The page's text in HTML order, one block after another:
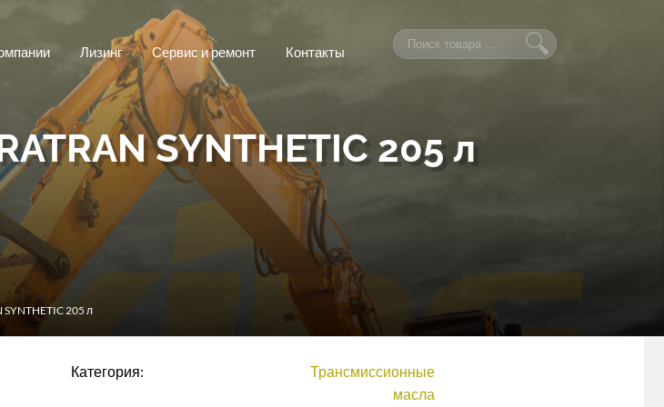
Лизинг Сервис и ремонт Контакты
SYNTHETIC 205 л
SYNTHETIC 205 л
Категория:
Трансмиссионные
масла